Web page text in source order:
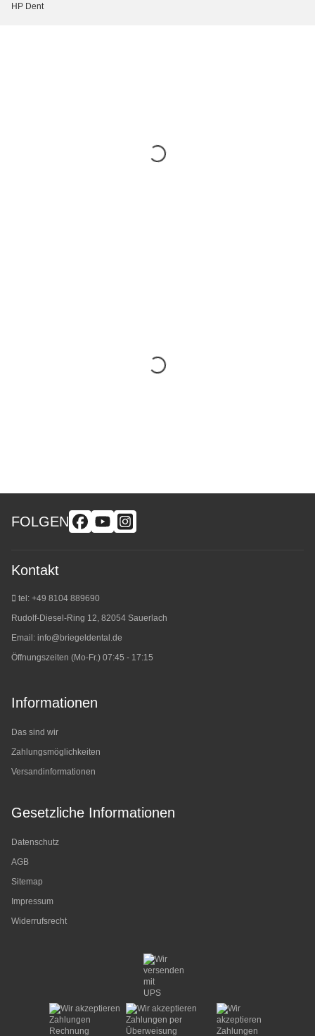
HP Dent
FOLGEN
Kontakt
tel: +49 8104 889690
Rudolf-Diesel-Ring 12, 82054 Sauerlach
Email: info@briegeldental.de
Öffnungszeiten (Mo-Fr.) 07:45 - 17:15
Informationen
Das sind wir
Zahlungsmöglichkeiten
Versandinformationen
Gesetzliche Informationen
Datenschutz
AGB
Sitemap
Impressum
Widerrufsrecht